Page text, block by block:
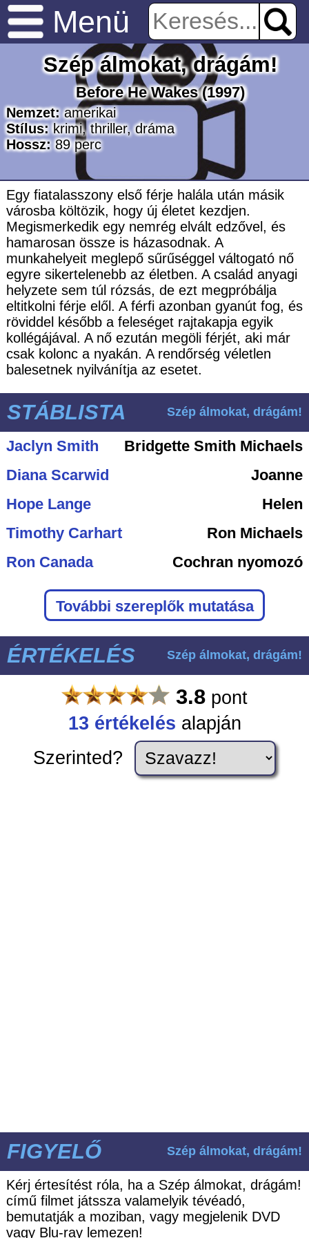
Menü
Szép álmokat, drágám!
Before He Wakes(1997)
Nemzet: amerikai
Stílus: krimi,thriller,dráma
Hossz: 89perc
Egy fiatalasszony első férje halála után másik
városba költözik, hogy új életet kezdjen.
Megismerkedik egy nemrég elvált edzővel, és
hamarosan össze is házasodnak. A
munkahelyeit meglepő sűrűséggel váltogató nő
egyre sikertelenebb az életben. A család anyagi
helyzete sem túl rózsás, de ezt megpróbálja
eltitkolni férje elől. A férfi azonban gyanút fog, és
röviddel később a feleséget rajtakapja egyik
kollégájával. A nő ezután megöli férjét, aki már
csak kolonc a nyakán. A rendőrség véletlen
balesetnek nyilvánítja az esetet.
STÁBLISTA Szép álmokat, drágám!
Jaclyn Smith
Bridgette Smith Michaels
Diana Scarwid
Joanne
Hope Lange
Helen
Timothy Carhart
Ron Michaels
Ron Canada
Cochran nyomozó
További szereplők mutatása
ÉRTÉKELÉS Szép álmokat, drágám!
3.8 pont
13 értékelés alapján
Szerinted?
FIGYELŐ Szép álmokat, drágám!
Kérj értesítést róla, ha a Szép álmokat, drágám!
című filmet játssza valamelyik tévéadó,
bemutatják a moziban, vagy megjelenik DVD
vagy Blu-ray lemezen!